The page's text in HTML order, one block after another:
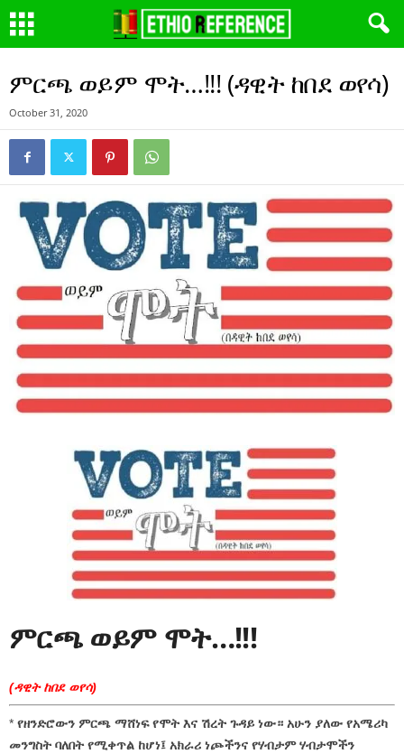
ምርጫ ወይም ሞት…!!! (ዳዊት ከበደ ወየሳ)
October 31, 2020
ምርጫ ወይም ሞት…!!!
(ዳዊት ከበደ ወየሳ)
* የዘንድሮውን ምርጫ ማሸነፍ የሞት እና ሽረት ጉዳይ ነው። አሁን ያለው የአሜሪካ
መንግስት ባለበት የሚቀጥል ከሆነ፤ አክራሪ ነጮችንና የሃብታም ሃብታሞችን